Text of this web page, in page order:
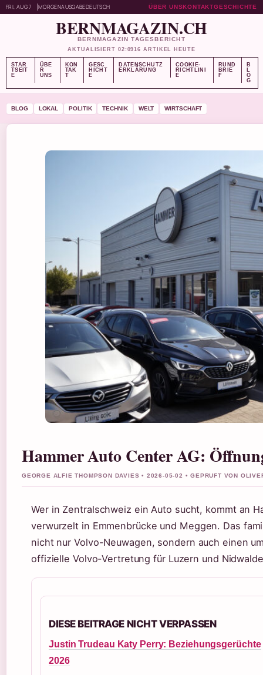
FRI, AUG 7 MORGENAUSGABEDEUTSCH ÜBER UNSKONTAKTGESCHICHTE
BERNMAGAZIN.CH
BERNMAGAZIN TAGESBERICHT
AKTUALISIERT 02:0916 ARTIKEL HEUTE
STAR
TSEIT
E
ÜBE
R
UNS
KON
TAK
T
GESC
HICHT
E
DATENSCHUTZ
ERKLÄRUNG
COOKIE-
RICHTLINI
E
RUND
BRIE
F
B
L
O
G
BLOG LOKAL POLITIK TECHNIK WELT WIRTSCHAFT
Hammer Auto Center AG:
GEORGE ALFIE THOMPSON DAVIES • 2026-05-02 • GEPRUFT VON
Wer in Zentralschweiz ein Auto sucht, kommt an
verwurzelt in Emmenbrücke und Meggen. Das
nicht nur Volvo-Neuwagen, sondern auch einen
offizielle Volvo-Vertretung für Luzern und
DIESE BEITRAGE NICHT VERPASSEN
Justin Trudeau Katy Perry: Beziehungsgerüchte
2026